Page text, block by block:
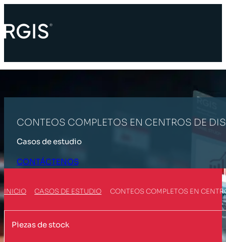
CONTEOS COMPLETOS EN CENTROS DE
Casos de estudio
CONTÁCTENOS
INICIO CASOS DE ESTUDIO CONTEOS COMPLETOS EN
Piezas de stock